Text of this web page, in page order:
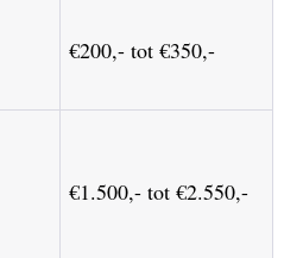
€200,- tot €350,-
€1.500,- tot €2.550,-